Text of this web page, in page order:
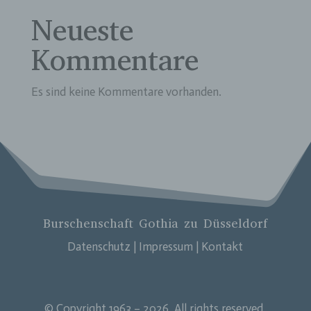
Neueste
Kommentare
Es sind keine Kommentare vorhanden.
Burschenschaft Gothia zu Düsseldorf
Datenschutz | Impressum | Kontakt
© Copyright 1963 – 2026, All rights reserved.
Kennung wie einem Namen, zu einer
Kennnummer, zu Standortdaten, zu einer Online-
Kennung oder zu einem oder mehreren
besonderen Merkmalen, die Ausdruck der
physischen, physiologischen, genetischen,
psychischen, wirtschaftlichen, kulturellen oder
Betroffene Person ist jede identifizierte oder
identifizierbare natürliche Person, deren
personenbezogene Daten von dem für die
Verarbeitung Verantwortlichen verarbeitet werden.
Zusammenhang mit personenbezogenen Daten